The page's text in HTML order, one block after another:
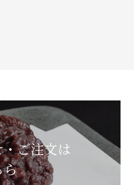
ご注文は
ら